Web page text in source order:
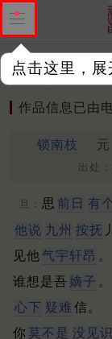
点击这里，
作品 标注四声
作品信息已由
锁南枝 元
出处：
旦： 思 前日 有
他说 九州 按抚
见他气宇轩昂 。
谁想是吾 嫡子 。
心下 疑难 信。
你莫不是 没见识